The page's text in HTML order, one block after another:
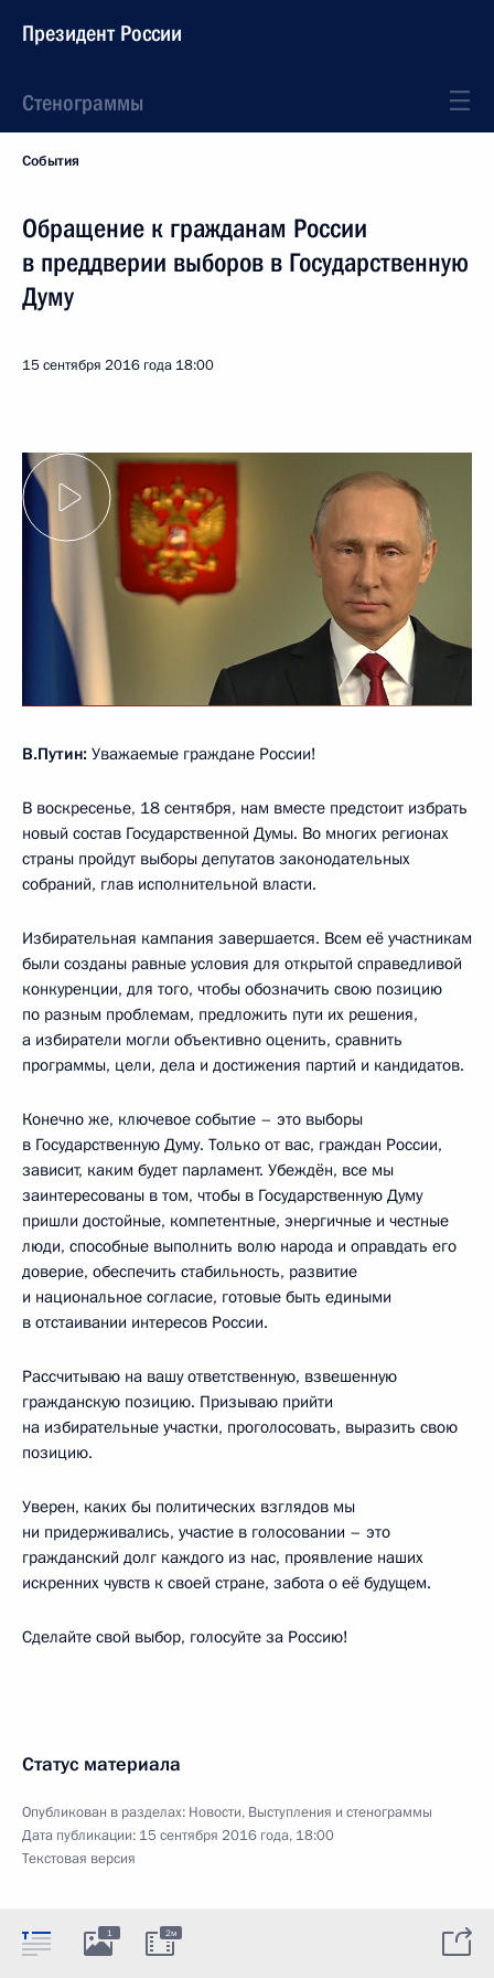
Президент России
Стенограммы
События
Обращение к гражданам России
в преддверии выборов в Государственную
Думу
15 сентября 2016 года 18:00
В.Путин: Уважаемые граждане России!
В воскресенье, 18 сентября, нам вместе предстоит избрать
новый состав Государственной Думы. Во многих регионах
страны пройдут выборы депутатов законодательных
собраний, глав исполнительной власти.
Избирательная кампания завершается. Всем её участникам
были созданы равные условия для открытой справедливой
конкуренции, для того, чтобы обозначить свою позицию
по разным проблемам, предложить пути их решения,
а избиратели могли объективно оценить, сравнить
программы, цели, дела и достижения партий и кандидатов.
Конечно же, ключевое событие – это выборы
в Государственную Думу. Только от вас, граждан России,
зависит, каким будет парламент. Убеждён, все мы
заинтересованы в том, чтобы в Государственную Думу
пришли достойные, компетентные, энергичные и честные
люди, способные выполнить волю народа и оправдать его
доверие, обеспечить стабильность, развитие
и национальное согласие, готовые быть едиными
в отстаивании интересов России.
Рассчитываю на вашу ответственную, взвешенную
гражданскую позицию. Призываю прийти
на избирательные участки, проголосовать, выразить свою
позицию.
Уверен, каких бы политических взглядов мы
ни придерживались, участие в голосовании – это
гражданский долг каждого из нас, проявление наших
искренних чувств к своей стране, забота о её будущем.
Сделайте свой выбор, голосуйте за Россию!
Статус материала
Опубликован в разделах: Новости, Выступления и стенограммы
Дата публикации: 15 сентября 2016 года, 18:00
Текстовая версия
1 2м